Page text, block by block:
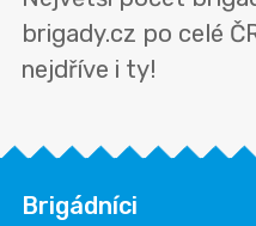
brigady.cz po celé
nejdříve i ty!
Brigádníci